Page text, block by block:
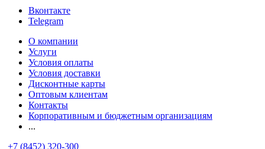
Вконтакте
Telegram
О компании
Услуги
Условия оплаты
Условия доставки
Дисконтные карты
Оптовым клиентам
Контакты
Корпоративным и бюджетным организациям
...
+7 (8452) 320-300